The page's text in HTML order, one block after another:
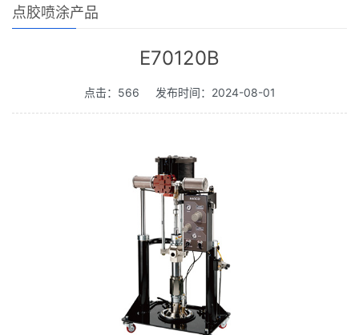
点胶喷涂产品
E70120B
点击：566 发布时间：2024-08-01